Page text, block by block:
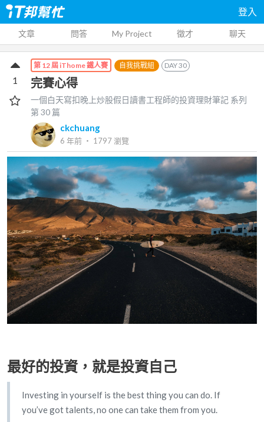
登入
文章 問答 My Project 徵才 聊天
第 12 屆 iThome 鐵人賽 自我挑戰組 DAY30
完賽心得
一個白天寫扣晚上炒股假日讀書工程師的投資理財筆記 系列
第30 篇
ckchuang
6 年前 ‧ 1797瀏覽
1
最好的投資，就是投資自己
Investing in yourself is the best thing you can do. If
you’ve got talents, no one can take them from you.